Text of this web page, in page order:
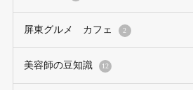
屏東グルメ カフェ 2
美容師の豆知識 12